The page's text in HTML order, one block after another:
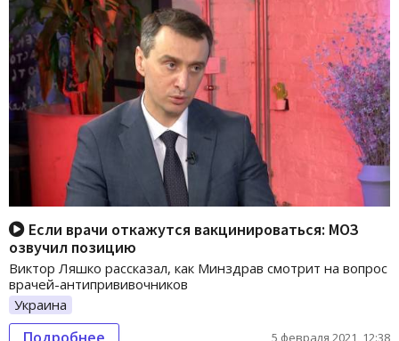
Если врачи откажутся вакцинироваться: МОЗ
озвучил позицию
Виктор Ляшко рассказал, как Минздрав смотрит на вопрос
врачей-антипрививочников
Украина
5 февраля 2021, 12:38